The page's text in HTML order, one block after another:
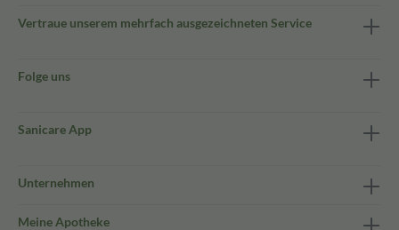
Vertraue unserem mehrfach ausgezeichneten Service
Folge uns
Sanicare App
Unternehmen
Meine Apotheke